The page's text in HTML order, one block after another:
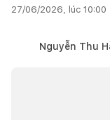
27/06/2026, lúc 10:00
Nguyễn Thu